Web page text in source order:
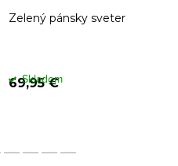
Zelený pánsky sveter
69,95 €
Skladom